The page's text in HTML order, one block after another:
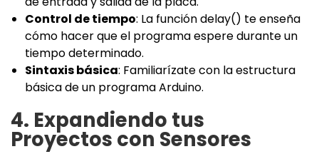
Control de tiempo: La función delay() te enseña
cómo hacer que el programa espere durante un
tiempo determinado.
Sintaxis básica: Familiarízate con la estructura
básica de un programa Arduino.
4. Expandiendo tus
Proyectos con Sensores